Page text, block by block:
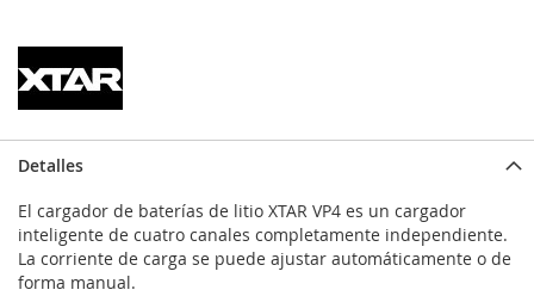
Detalles
El cargador de baterías de litio XTAR VP4 es un cargador
inteligente de cuatro canales completamente independiente.
La corriente de carga se puede ajustar automáticamente o de
forma manual.